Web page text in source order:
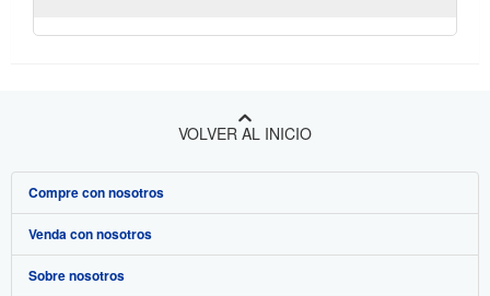
VOLVER AL INICIO
Compre con nosotros
Búsqueda avanzada
Colecciones
Venda con nosotros
Comenzar a vender
Sobre nosotros